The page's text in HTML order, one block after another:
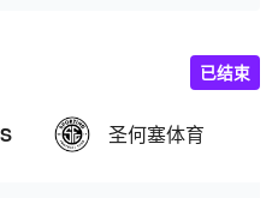
圣何塞体育
已结束